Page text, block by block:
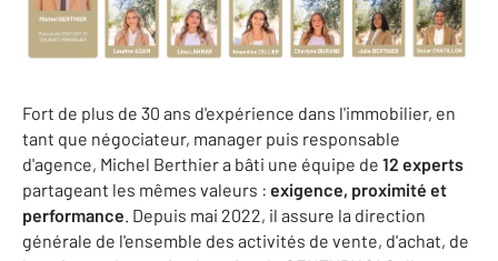
Fort de plus de 30 ans d'expérience dans l'immobilier, en
tant que négociateur, manager puis responsable
d'agence, Michel Berthier a bâti une équipe de 12 experts
partageant les mêmes valeurs : exigence, proximité et
performance . Depuis mai 2022, il assure la direction
générale de l'ensemble des activités de vente, d'achat, de